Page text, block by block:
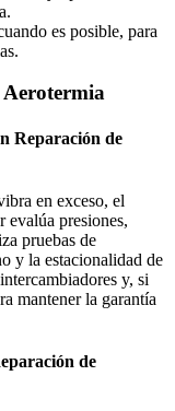
es posible, para
Aerotermia
Reparación de
en exceso, el
evalúa presiones,
pruebas de
y la estacionalidad de
y, si
mantener la garantía
de